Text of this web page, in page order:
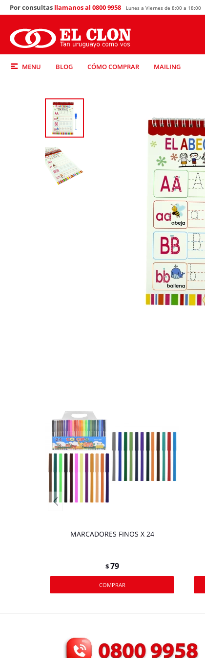
MENU BLOG CÓMO COMPRAR MAILING
Por consultas llamanos al 0800 9958 Lunes a Viernes de 8:00 a 18:00
MARCADORES FINOS X 24
$79